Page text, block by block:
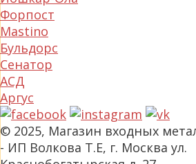
Форпост
Mastino
Бульдорс
Сенатор
АСД
Аргус
© 2025, Магазин входных
- ИП Волкова Т.Е, г. Москва ул.